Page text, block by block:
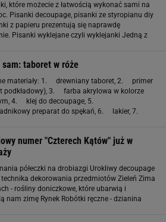
które możecie z łatwością wykonać sami na
Pisanki decoupage, pisanki ze styropianu diy
z papieru prezentują się naprawdę
Pisanki wyklejane czyli wyklejanki Jedną z
sam: taboret w róże
materiały: 1. drewniany taboret, 2. primer
podkładowy), 3. farba akrylowa w kolorze
4. klej do decoupage, 5.
preparat do spękań, 6. lakier, 7.
numer "Czterech Kątów" już w
półeczki na drobiazgi Urokliwy decoupage
dekorowania przedmiotów Zieleń Zima
- rośliny doniczkowe, które ubarwią i
nam zimę Rynek Robótki ręczne - dzianina